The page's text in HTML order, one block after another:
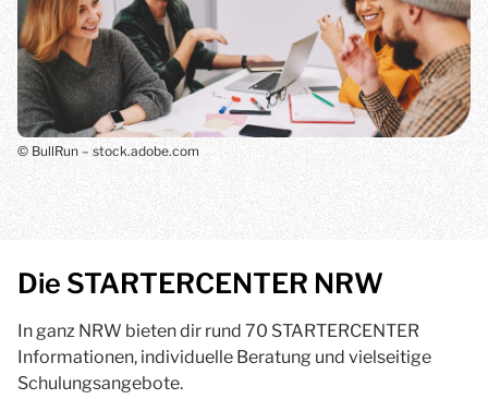
© BullRun – stock.adobe.com
Die STARTERCENTER NRW
In ganz NRW bieten dir rund 70 STARTERCENTER
Informationen, individuelle Beratung und vielseitige
Schulungsangebote.